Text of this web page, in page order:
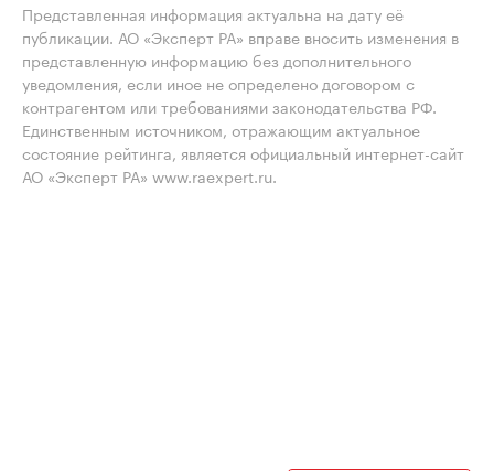
Представленная информация актуальна на дату её
публикации. АО «Эксперт РА» вправе вносить изменения в
представленную информацию без дополнительного
уведомления, если иное не определено договором с
контрагентом или требованиями законодательства РФ.
Единственным источником, отражающим актуальное
состояние рейтинга, является официальный интернет-сайт
АО «Эксперт РА» www.raexpert.ru.